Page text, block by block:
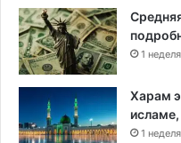
п
а
н
д
е
и
1
Харам
1